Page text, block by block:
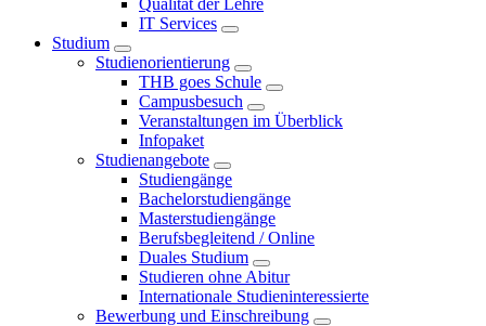
Qualität der Lehre
IT Services
Studium
Studienorientierung
THB goes Schule
Campusbesuch
Veranstaltungen im Überblick
Infopaket
Studienangebote
Studiengänge
Bachelorstudiengänge
Masterstudiengänge
Berufsbegleitend / Online
Duales Studium
Studieren ohne Abitur
Internationale Studieninteressierte
Bewerbung und Einschreibung